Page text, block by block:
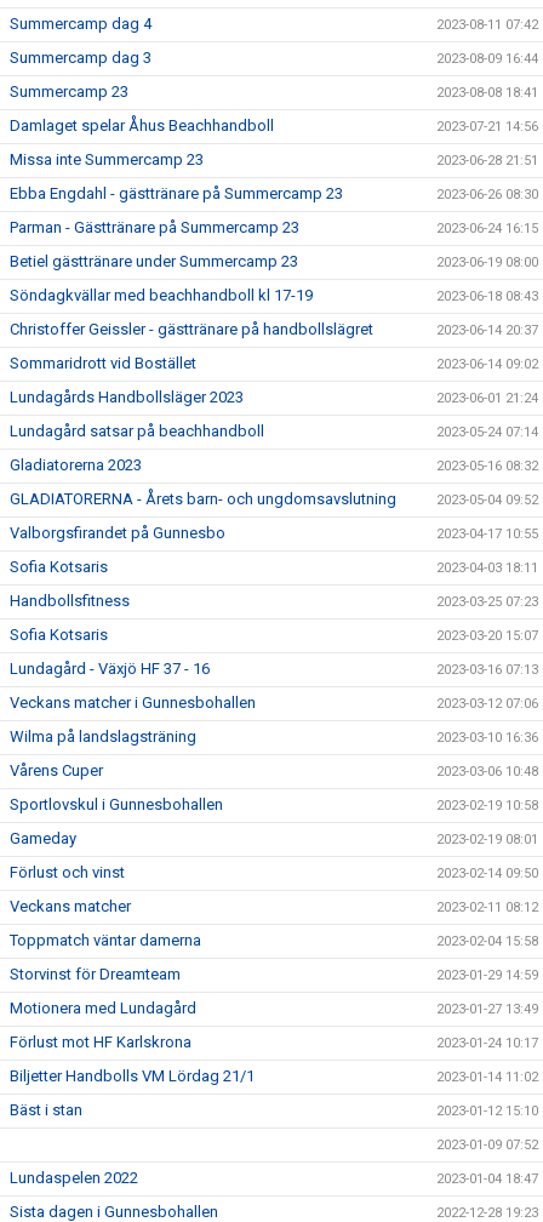
Summercamp dag 4 2023-08-11 07:42
Summercamp dag 3 2023-08-09 16:44
Summercamp 23 2023-08-08 18:41
Damlaget spelar Åhus Beachhandboll 2023-07-21 14:56
Missa inte Summercamp 23 2023-06-28 21:51
Ebba Engdahl - gästtränare på Summercamp 23 2023-06-26 08:30
Parman - Gästtränare på Summercamp 23 2023-06-24 16:15
Betiel gästtränare under Summercamp 23 2023-06-19 08:00
Söndagkvällar med beachhandboll kl 17-19 2023-06-18 08:43
Christoffer Geissler - gästtränare på handbollslägret 2023-06-14 20:37
Sommaridrott vid Bostället 2023-06-14 09:02
Lundagårds Handbollsläger 2023 2023-06-01 21:24
Lundagård satsar på beachhandboll 2023-05-24 07:14
Gladiatorerna 2023 2023-05-16 08:32
GLADIATORERNA - Årets barn- och ungdomsavslutning 2023-05-04 09:52
Valborgsfirandet på Gunnesbo 2023-04-17 10:55
Sofia Kotsaris 2023-04-03 18:11
Handbollsfitness 2023-03-25 07:23
Sofia Kotsaris 2023-03-20 15:07
Lundagård - Växjö HF 37 - 16 2023-03-16 07:13
Veckans matcher i Gunnesbohallen 2023-03-12 07:06
Wilma på landslagsträning 2023-03-10 16:36
Vårens Cuper 2023-03-06 10:48
Sportlovskul i Gunnesbohallen 2023-02-19 10:58
Gameday 2023-02-19 08:01
Förlust och vinst 2023-02-14 09:50
Veckans matcher 2023-02-11 08:12
Toppmatch väntar damerna 2023-02-04 15:58
Storvinst för Dreamteam 2023-01-29 14:59
Motionera med Lundagård 2023-01-27 13:49
Förlust mot HF Karlskrona 2023-01-24 10:17
Biljetter Handbolls VM Lördag 21/1 2023-01-14 11:02
Bäst i stan 2023-01-12 15:10
2023-01-09 07:52
Lundaspelen 2022 2023-01-04 18:47
Sista dagen i Gunnesbohallen 2022-12-28 19:23